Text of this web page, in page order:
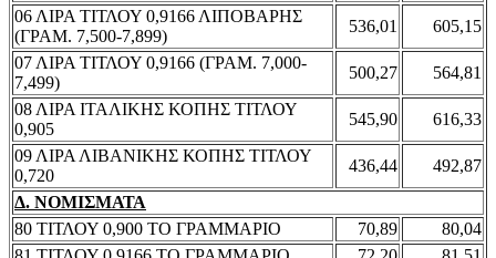
06 ΛΙΡΑ ΤΙΤΛΟΥ 0,9166 ΛΙΠΟΒΑΡΗΣ
(ΓΡΑΜ. 7,500-7,899)
536,01
605,15
07 ΛΙΡΑ ΤΙΤΛΟΥ 0,9166 (ΓΡΑΜ. 7,000-
7,499)
500,27
564,81
08 ΛΙΡΑ ΙΤΑΛΙΚΗΣ ΚΟΠΗΣ ΤΙΤΛΟΥ
0,905
545,90
616,33
09 ΛΙΡΑ ΛΙΒΑΝΙΚΗΣ ΚΟΠΗΣ ΤΙΤΛΟΥ
0,720
436,44
492,87
Δ. ΝΟΜΙΣΜΑΤΑ
80 ΤΙΤΛΟΥ 0,900 ΤΟ ΓΡΑΜΜΑΡΙΟ
70,89
80,04